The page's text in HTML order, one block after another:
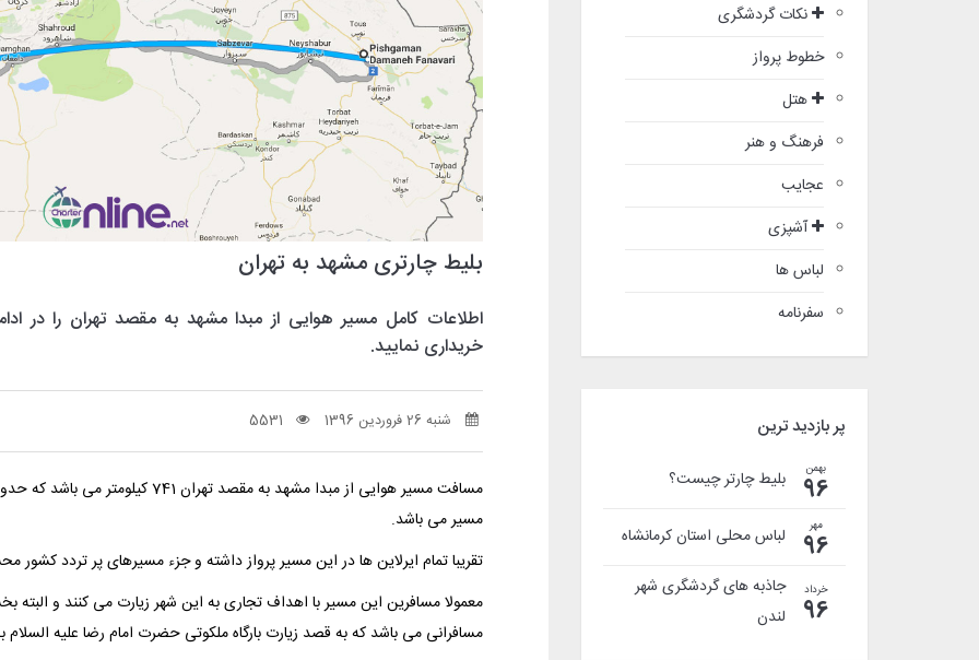
نکات گردشگری
خطوط پرواز
هتل
فرهنگ و هنر
عجایب
آشپزی
لباس ها
سفرنامه
پر بازدید ترین
بهمن
96 بلیط چارتر چیست؟
مهر
96 لباس محلی استان کرمانشاه
خرداد
96
جاذبه های گردشگری شهر
لندن
بلیط چارتری مشهد به تهران
اطلاعات کامل مسیر هوایی از مبدا مشهد به مقصد تهران را در
خریداری نمایید.
شنبه 26 فروردین 1396 5531
مسافت مسیر هوایی از مبدا مشهد به مقصد تهران 741 کیلومتر می باشد که حدود 55 دقیقه طبق محاسبه
مسیر می باشد.
تقریبا تمام ایرلاین ها در این مسیر پرواز داشته و جزء مسیرهای پر تردد
معمولا مسافرین این مسیر با اهداف تجاری به این شهر زیارت می کنند و
مسافرانی می باشد که به قصد زیارت بارگاه ملکوتی حضرت امام رضا علیه السلام